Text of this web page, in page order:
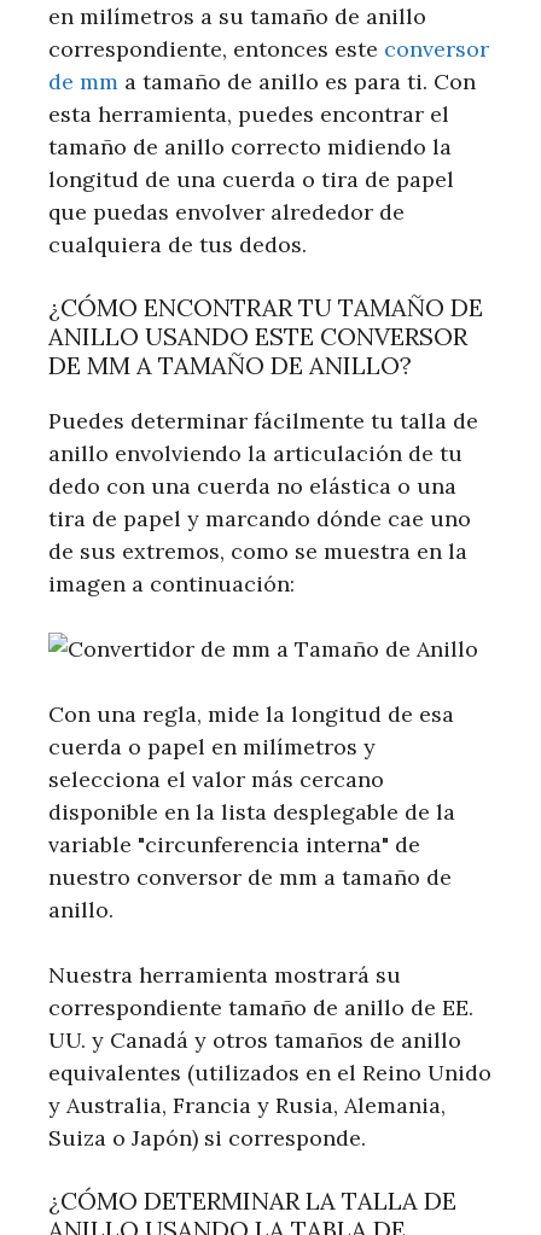
en milímetros a su tamaño de anillo
correspondiente, entonces este conversor
de mm a tamaño de anillo es para ti. Con
esta herramienta, puedes encontrar el
tamaño de anillo correcto midiendo la
longitud de una cuerda o tira de papel
que puedas envolver alrededor de
cualquiera de tus dedos.
¿CÓMO ENCONTRAR TU TAMAÑO DE
ANILLO USANDO ESTE CONVERSOR
DE MM A TAMAÑO DE ANILLO?
Puedes determinar fácilmente tu talla de
anillo envolviendo la articulación de tu
dedo con una cuerda no elástica o una
tira de papel y marcando dónde cae uno
de sus extremos, como se muestra en la
imagen a continuación:
Con una regla, mide la longitud de esa
cuerda o papel en milímetros y
selecciona el valor más cercano
disponible en la lista desplegable de la
variable "circunferencia interna" de
nuestro conversor de mm a tamaño de
anillo.
Nuestra herramienta mostrará su
correspondiente tamaño de anillo de EE.
UU. y Canadá y otros tamaños de anillo
equivalentes (utilizados en el Reino Unido
y Australia, Francia y Rusia, Alemania,
Suiza o Japón) si corresponde.
¿CÓMO DETERMINAR LA TALLA DE